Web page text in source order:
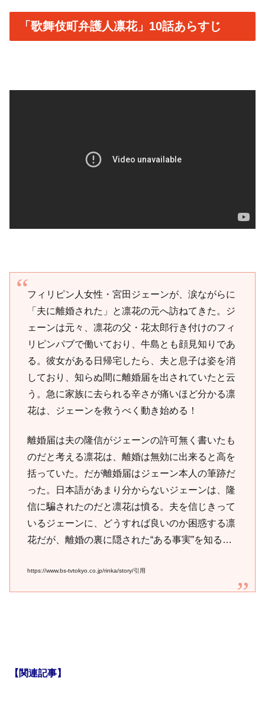
「歌舞伎町弁護人凛花」10話あらすじ
フィリピン人女性・宮田ジェーンが、涙ながらに
「夫に離婚された」と凛花の元へ訪ねてきた。ジ
ェーンは元々、凛花の父・花太郎行き付けのフィ
リピンパブで働いており、牛島とも顔見知りであ
る。彼女がある日帰宅したら、夫と息子は姿を消
しており、知らぬ間に離婚届を出されていたと云
う。急に家族に去られる辛さが痛いほど分かる凛
花は、ジェーンを救うべく動き始める！
離婚届は夫の隆信がジェーンの許可無く書いたも
のだと考える凛花は、離婚は無効に出来ると高を
括っていた。だが離婚届はジェーン本人の筆跡だ
った。日本語があまり分からないジェーンは、隆
信に騙されたのだと凛花は憤る。夫を信じきって
いるジェーンに、どうすれば良いのか困惑する凛
花だが、離婚の裏に隠された“ある事実”を知る…
https://www.bs-tvtokyo.co.jp/rinka/story/引用
【関連記事】